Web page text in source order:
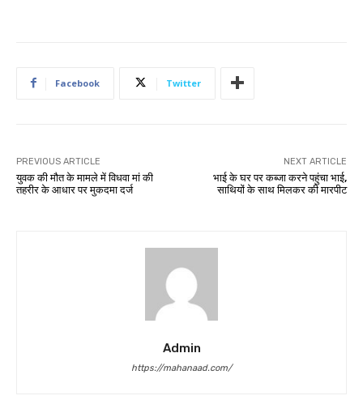
Facebook Twitter
PREVIOUS ARTICLE
युवक की मौत के मामले में विधवा मां की
तहरीर के आधार पर मुकदमा दर्ज
NEXT ARTICLE
भाई के घर पर कब्जा करने पहुंचा भाई,
साथियों के साथ मिलकर की मारपीट
Admin
https://mahanaad.com/